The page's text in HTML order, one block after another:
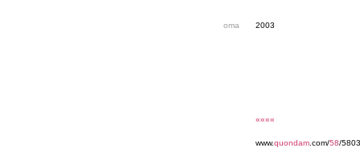
oma 2003
««««
www.quondam .com/58/